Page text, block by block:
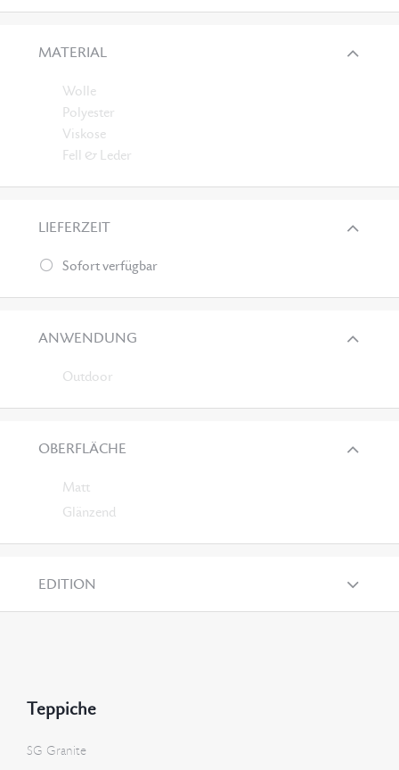
MATERIAL
Wolle
Polyester
Viskose
Fell & Leder
LIEFERZEIT
Sofort verfügbar
ANWENDUNG
Outdoor
OBERFLÄCHE
Matt
Glänzend
EDITION
Teppiche
SG Granite